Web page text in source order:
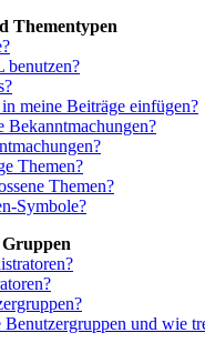
Thementypen
meine Beiträge einfügen?
Bekanntmachungen?
Themen?
Themen?
Symbole?
und wie